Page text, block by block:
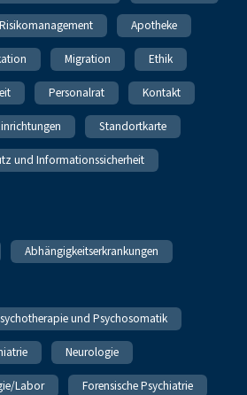
Apotheke
Migration Ethik
Personalrat Kontakt
Standortkarte
und Informationssicherheit
Abhängigkeitserkrankungen
und Psychosomatik
Neurologie
Labor Forensische Psychiatrie